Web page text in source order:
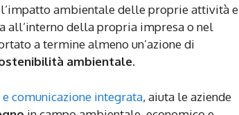
ambientale delle proprie attività e
della propria impresa o nel
a termine almeno un’azione di
ambientale.
comunicazione integrata, aiuta le aziende